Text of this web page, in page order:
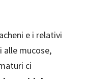
e i relativi
alle mucose,
ci